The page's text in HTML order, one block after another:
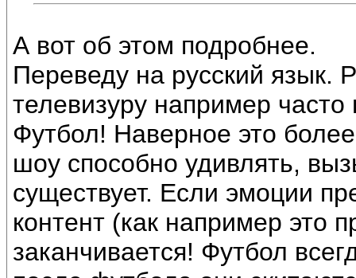
А вот об этом подробнее.
Переведу на русский
телевизуру например
Футбол! Наверное это
шоу способно удивлять,
существует. Если эмоции
контент (как например это
заканчивается! Футбол